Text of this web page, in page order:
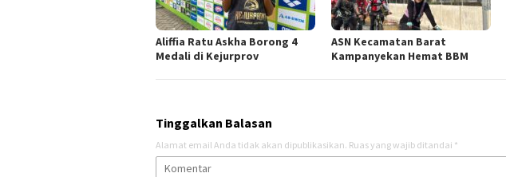
Aliffia Ratu Askha Borong 4
Medali di Kejurprov
ASN Kecamatan Barat
Kampanyekan Hemat BBM
Tinggalkan Balasan
Alamat email Anda tidak akan dipublikasikan. Ruas yang wajib ditandai *